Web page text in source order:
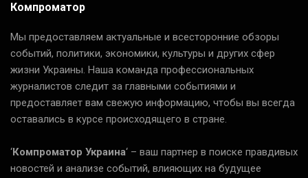
Компроматор
Мы предоставляем актуальные и всесторонние обзоры
событий, политики, экономики, культуры и других сфер
жизни Украины. Наша команда профессиональных
журналистов следит за главными событиями и
предоставляет вам свежую информацию, чтобы вы всегда
оставались в курсе происходящего в стране.
‘Компроматор Украина‘ – ваш партнер в поиске правдивых
новостей и анализе событий, влияющих на будущее